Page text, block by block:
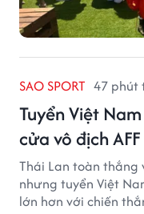
SAO SPORT 47 phút
Tuyển Việt
cửa vô địch
Thái Lan toàn thắng
nhưng tuyển Việt
lớn hơn với chiến